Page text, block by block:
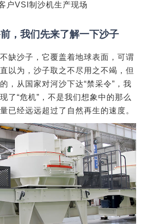
户VSI制沙机生产现场
，我们先来了解一下沙子
缺沙子，它覆盖着地球表面，可谓
以为，沙子取之不尽用之不竭，但
，从国家对河沙下达“禁采令”，我
了“危机”，不是我们想象中的那么
已经远远超过了自然再生的速度。